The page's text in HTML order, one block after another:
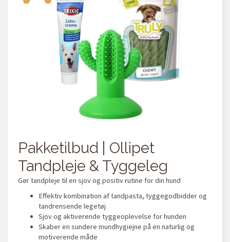
Pakketilbud | Ollipet
Tandpleje & Tyggeleg
Gør tandpleje til en sjov og positiv rutine for din hund
Effektiv kombination af tandpasta, tyggegodbidder og
tandrensende legetøj
Sjov og aktiverende tyggeoplevelse for hunden
Skaber en sundere mundhygiejne på en naturlig og
motiverende måde